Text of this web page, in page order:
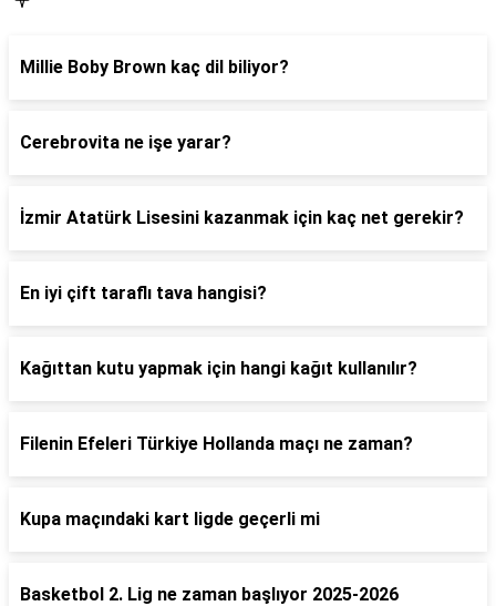
Millie Boby Brown kaç dil biliyor?
Cerebrovita ne işe yarar?
İzmir Atatürk Lisesini kazanmak için kaç net gerekir?
En iyi çift taraflı tava hangisi?
Kağıttan kutu yapmak için hangi kağıt kullanılır?
Filenin Efeleri Türkiye Hollanda maçı ne zaman?
Kupa maçındaki kart ligde geçerli mi
Basketbol 2. Lig ne zaman başlıyor 2025-2026